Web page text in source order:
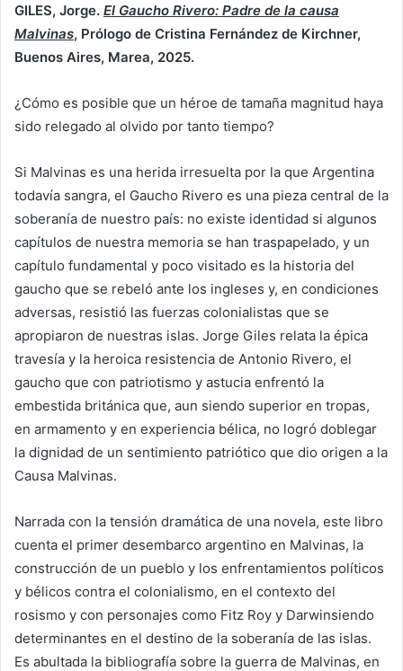
GILES, Jorge. El Gaucho Rivero: Padre de la causa
Malvinas, Prólogo de Cristina Fernández de Kirchner,
Buenos Aires, Marea, 2025.
¿Cómo es posible que un héroe de tamaña magnitud haya
sido relegado al olvido por tanto tiempo?
Si Malvinas es una herida irresuelta por la que Argentina
todavía sangra, el Gaucho Rivero es una pieza central de la
soberanía de nuestro país: no existe identidad si algunos
capítulos de nuestra memoria se han traspapelado, y un
capítulo fundamental y poco visitado es la historia del
gaucho que se rebeló ante los ingleses y, en condiciones
adversas, resistió las fuerzas colonialistas que se
apropiaron de nuestras islas. Jorge Giles relata la épica
travesía y la heroica resistencia de Antonio Rivero, el
gaucho que con patriotismo y astucia enfrentó la
embestida británica que, aun siendo superior en tropas,
en armamento y en experiencia bélica, no logró doblegar
la dignidad de un sentimiento patriótico que dio origen a la
Causa Malvinas.
Narrada con la tensión dramática de una novela, este libro
cuenta el primer desembarco argentino en Malvinas, la
construcción de un pueblo y los enfrentamientos políticos
y bélicos contra el colonialismo, en el contexto del
rosismo y con personajes como Fitz Roy y Darwinsiendo
determinantes en el destino de la soberanía de las islas.
Es abultada la bibliografía sobre la guerra de Malvinas, en